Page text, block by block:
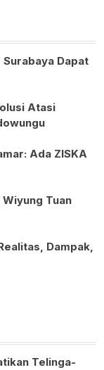
Surabaya Dapat
Atasi
Ada ZISKA
Tuan
Dampak,
Telinga-